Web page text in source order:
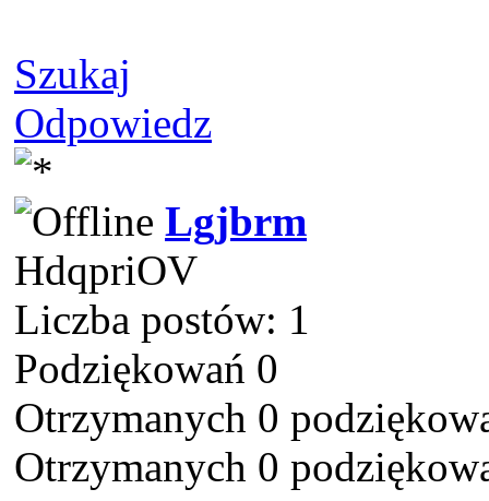
Szukaj
Odpowiedz
Lgjbrm
HdqpriOV
Liczba postów: 1
Podziękowań 0
Otrzymanych 0
Otrzymanych 0